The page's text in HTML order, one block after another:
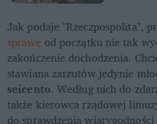
Jak podaje "Rzeczpospolita",
sprawę od początku nie tak
zakończenie dochodzenia.
stawiana zarzutów jedynie
seicento. Według nich do
także kierowca rządowej
do sprawdzenia wiarygodności